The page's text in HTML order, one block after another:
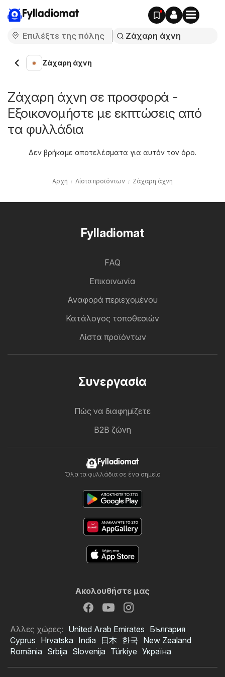
Fylladiomat
Ζάχαρη άχνη
Ζάχαρη άχνη σε προσφορά -
Εξοικονομήστε με εκπτώσεις από
τα φυλλάδια
Δεν βρήκαμε αποτελέσματα για αυτόν τον όρο.
Αρχή Λίστα προϊόντων Ζάχαρη άχνη
Fylladiomat
FAQ
Επικοινωνία
Αναφορά περιεχομένου
Κατάλογος τοποθεσιών
Λίστα προϊόντων
Συνεργασία
Πώς να διαφημίζετε
B2B ζώνη
Fylladiomat
Όλα τα φυλλάδια σε ένα σημείο
Ακολουθήστε μας
Αλλες χώρες: United Arab Emirates България
Cyprus Hrvatska India 日本 한국 New Zealand
România Srbija Slovenija Türkiye Україна